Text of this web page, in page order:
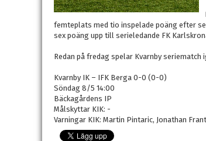
femteplats med tio inspelade poäng efter
sex poäng upp till serieledande FK
Redan på fredag spelar Kvarnby
Kvarnby IK – IFK Berga 0-0 (0-0)
Söndag 8/5 14:00
Bäckagårdens IP
Målskyttar KIK: -
Varningar KIK: Martin Pintaric, Jonathan